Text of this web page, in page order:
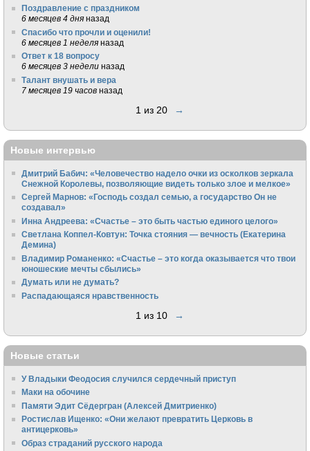
Поздравление с праздником
6 месяцев 4 дня назад
Спасибо что прочли и оценили!
6 месяцев 1 неделя назад
Ответ к 18 вопросу
6 месяцев 3 недели назад
Талант внушать и вера
7 месяцев 19 часов назад
1 из 20 →
Новые интервью
Дмитрий Бабич: «Человечество надело очки из осколков зеркала
Снежной Королевы, позволяющие видеть только злое и мелкое»
Сергей Марнов: «Господь создал семью, а государство Он не
создавал»
Инна Андреева: «Счастье – это быть частью единого целого»
Светлана Коппел-Ковтун: Точка стояния — вечность (Екатерина
Демина)
Владимир Романенко: «Счастье – это когда оказывается что твои
юношеские мечты сбылись»
Думать или не думать?
Распадающаяся нравственность
1 из 10 →
Новые статьи
У Владыки Феодосия случился сердечный приступ
Маки на обочине
Памяти Эдит Сёдергран (Алексей Дмитриенко)
Ростислав Ищенко: «Они желают превратить Церковь в
антицерковь»
Образ страданий русского народа